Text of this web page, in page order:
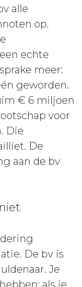
alle
op.
echte
meer:
geworden.
€ 6 miljoen
voor
Die
De
aan de bv
De bv is
Je
als je